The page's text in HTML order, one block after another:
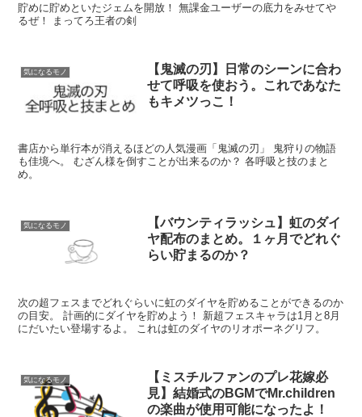
貯めに貯めといたジェムを開放！ 無課金ユーザーの底力をみせてや
るぜ！ まってろ王者の剣
気になるモノ
【鬼滅の刃】日常のシーンに合わ
せて呼吸を使おう。これであなた
もキメツっこ！
書店から単行本が消えるほどの人気漫画「鬼滅の刃」 鬼狩りの物語
も佳境へ。 むざん様を倒すことが出来るのか？ 各呼吸と技のまと
め。
気になるモノ
【バウンティラッシュ】虹のダイ
ヤ配布のまとめ。１ヶ月でどれぐ
らい貯まるのか？
次の超フェスまでどれぐらいに虹のダイヤを貯めることができるのか
の目安。 計画的にダイヤを貯めよう！ 新超フェスキャラは1月と8月
にだいたい登場するよ。 これは虹のダイヤのリオポーネグリフ。
気になるモノ
【ミスチルファンのプレ花嫁必
見】結婚式のBGMでMr.children
の楽曲が使用可能になったよ！